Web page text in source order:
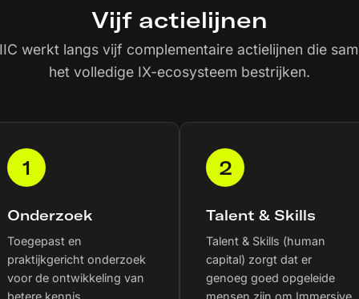
Vijf actielijnen
werkt langs vijf complementaire actielijnen die
het volledige IX-ecosysteem bestrijken.
1
Onderzoek
Toegepast en
praktijkgericht onderzoek
voor de ontwikkeling van
betere kennis,
2
Talent & Skills
Talent & Skills (human
capital) zorgt dat er
genoeg goed opgeleide
mensen zijn om Immersive